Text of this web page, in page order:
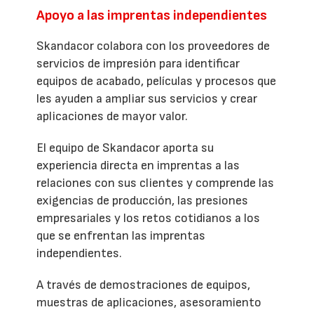
Apoyo a las imprentas independientes
Skandacor colabora con los proveedores de
servicios de impresión para identificar
equipos de acabado, películas y procesos que
les ayuden a ampliar sus servicios y crear
aplicaciones de mayor valor.
El equipo de Skandacor aporta su
experiencia directa en imprentas a las
relaciones con sus clientes y comprende las
exigencias de producción, las presiones
empresariales y los retos cotidianos a los
que se enfrentan las imprentas
independientes.
A través de demostraciones de equipos,
muestras de aplicaciones, asesoramiento